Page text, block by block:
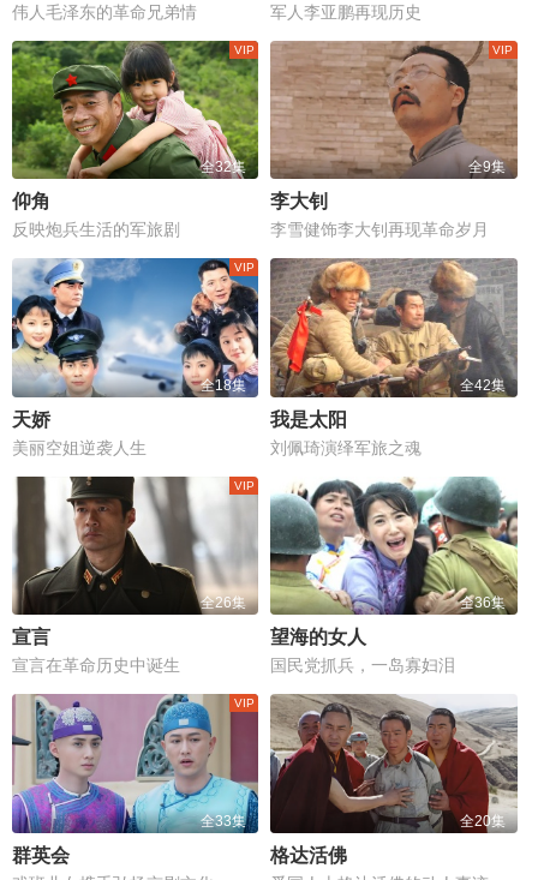
伟人毛泽东的革命兄弟情 军人李亚鹏再现历史
全32集
仰角
反映炮兵生活的军旅剧
全9集
李大钊
李雪健饰李大钊再现革命岁月
全18集
天娇
美丽空姐逆袭人生
全42集
我是太阳
刘佩琦演绎军旅之魂
全26集
宣言
宣言在革命历史中诞生
全36集
望海的女人
国民党抓兵，一岛寡妇泪
全33集
群英会
全20集
格达活佛